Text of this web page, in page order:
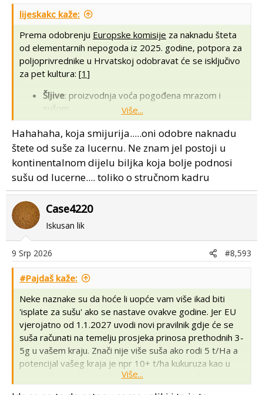
lijeskakc kaže:
Prema odobrenju Europske komisije za naknadu šteta
od elementarnih nepogoda iz 2025. godine, potpora za
poljoprivrednike u Hrvatskoj odobravat će se isključivo
za pet kultura: [1 ]
Šljive: proizvodnja voća pogođena mrazom i
sušom.
Lješnjaci: nasadi koji su pretrpjeli značajne
gubitke prinosa.
Vinogradi: vinova loza stradala uslijed ekstremnih
klimatskih prilika.
Lucerna: krmni usjevi pogođeni nepovoljnim
ozbiljne gubitke. [
Hrvatskoj je kroz ovaj paket dodijeljeno 4,4 milijuna
eura iz europske poljoprivredne rezerve. Država ima
mogućnost povećati taj iznos do 200 % iz nacionalnog
proračuna. Isplate krajnjim proizvođačima moraju se
završiti najkasnije do 28. veljače 2027. godine. [
Više...
Hahahaha, koja smijurija.....oni odobre naknadu
štete od suše za lucernu. Ne znam jel postoji u
kontinentalnom dijelu biljka koja bolje podnosi
sušu od lucerne.... toliko o stručnom kadru
Case4220
Iskusan lik
9 Srp 2026 #8,593
#Pajdaš kaže:
Neke naznake su da hoće li uopće vam više ikad biti
'isplate za sušu' ako se nastave ovakve godine. Jer EU
vjerojatno od 1.1.2027 uvodi novi pravilnik gdje će se
suša računati na temelju prosjeka prinosa prethodnih 3-
5g u vašem kraju. Znači nije više suša ako rodi 5 t/Ha a
potencijal vašeg kraja je npr 10+ t/ha kukuruza kao u
normalnim godinama. Ako su npr prethodne 3g bili
Više...